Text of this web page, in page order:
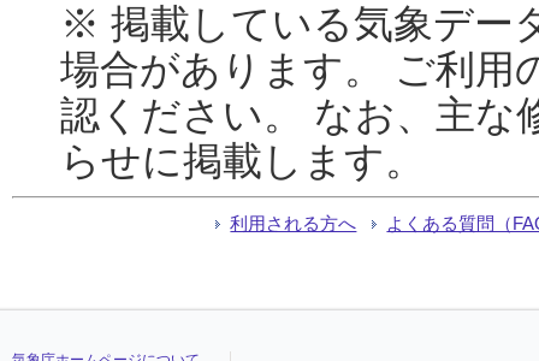
※ 掲載している気象デー
場合があります。 ご利用
認ください。 なお、主な
らせに掲載します。
利用される方へ よくある質問（